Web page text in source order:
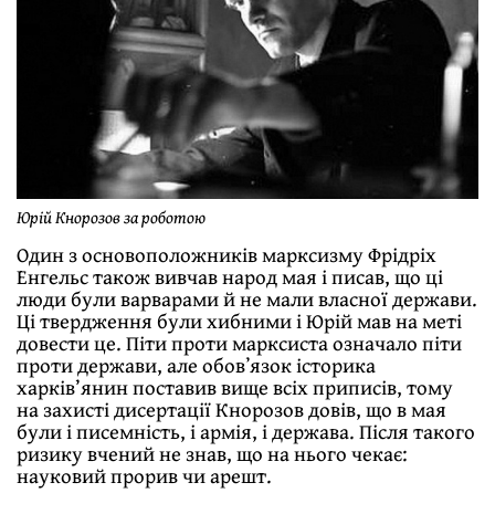
Юрій Кнорозов за роботою
Один з основоположників марксизму Фрідріх
Енгельс також вивчав народ мая і писав, що ці
люди були варварами й не мали власної держави.
Ці твердження були хибними і Юрій мав на меті
довести це. Піти проти марксиста означало піти
проти держави, але обовʼязок історика
харків’янин поставив вище всіх приписів, тому
на захисті дисертації Кнорозов довів, що в мая
були і писемність, і армія, і держава. Після такого
ризику вчений не знав, що на нього чекає:
науковий прорив чи арешт.